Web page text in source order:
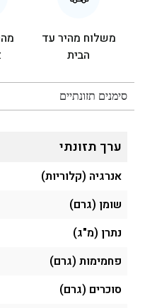
משלוח מהיר עד
הבית
סימנים תזונתיים
ערך תזונתי
אנרגיה (קלוריות)
שומן (גרם)
נתרן (מ"ג)
פחמימות (גרם)
סוכרים (גרם)